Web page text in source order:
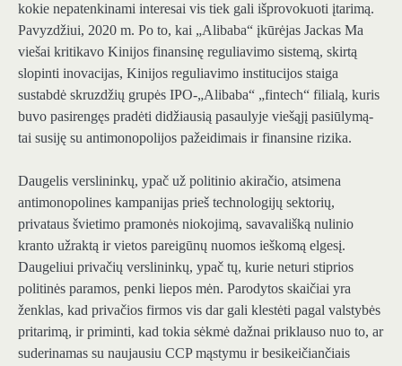
kokie nepatenkinami interesai vis tiek gali išprovokuoti įtarimą.
Pavyzdžiui, 2020 m. Po to, kai „Alibaba“ įkūrėjas Jackas Ma
viešai kritikavo Kinijos finansinę reguliavimo sistemą, skirtą
slopinti inovacijas, Kinijos reguliavimo institucijos staiga
sustabdė skruzdžių grupės IPO-„Alibaba“ „fintech“ filialą, kuris
buvo pasirengęs pradėti didžiausią pasaulyje viešąjį pasiūlymą-
tai susiję su antimonopolijos pažeidimais ir finansine rizika.
Daugelis verslininkų, ypač už politinio akiračio, atsimena
antimonopolines kampanijas prieš technologijų sektorių,
privataus švietimo pramonės niokojimą, savavališką nulinio
kranto užraktą ir vietos pareigūnų nuomos ieškomą elgesį.
Daugeliui privačių verslininkų, ypač tų, kurie neturi stiprios
politinės paramos, penki liepos mėn. Parodytos skaičiai yra
ženklas, kad privačios firmos vis dar gali klestėti pagal valstybės
pritarimą, ir priminti, kad tokia sėkmė dažnai priklauso nuo to, ar
suderinamas su naujausiu CCP mąstymu ir besikeičiančiais